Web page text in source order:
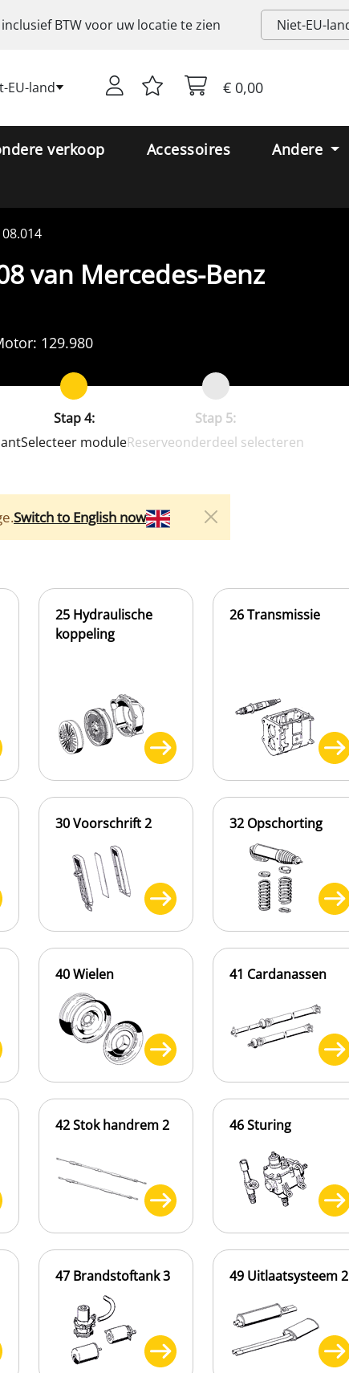
BTWvoor uw locatie te zien
EU-land € 0,00
verkoop Accessoires
Andere
van Mercedes-Benz
129.980
Stap 4:
Selecteer module
Stap 5:
Reserveonderdeel selecteren
Switch to English now
25 Hydraulische
koppeling
26 Transmissie
30 Voorschrift 2 32 Opschorting
40 Wielen 41 Cardanassen
42 Stok handrem 2 46 Sturing
47 Brandstoftank 3 49 Uitlaatsysteem 2